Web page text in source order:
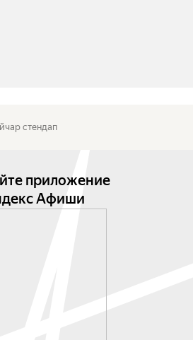
стендап
приложение
Афиши